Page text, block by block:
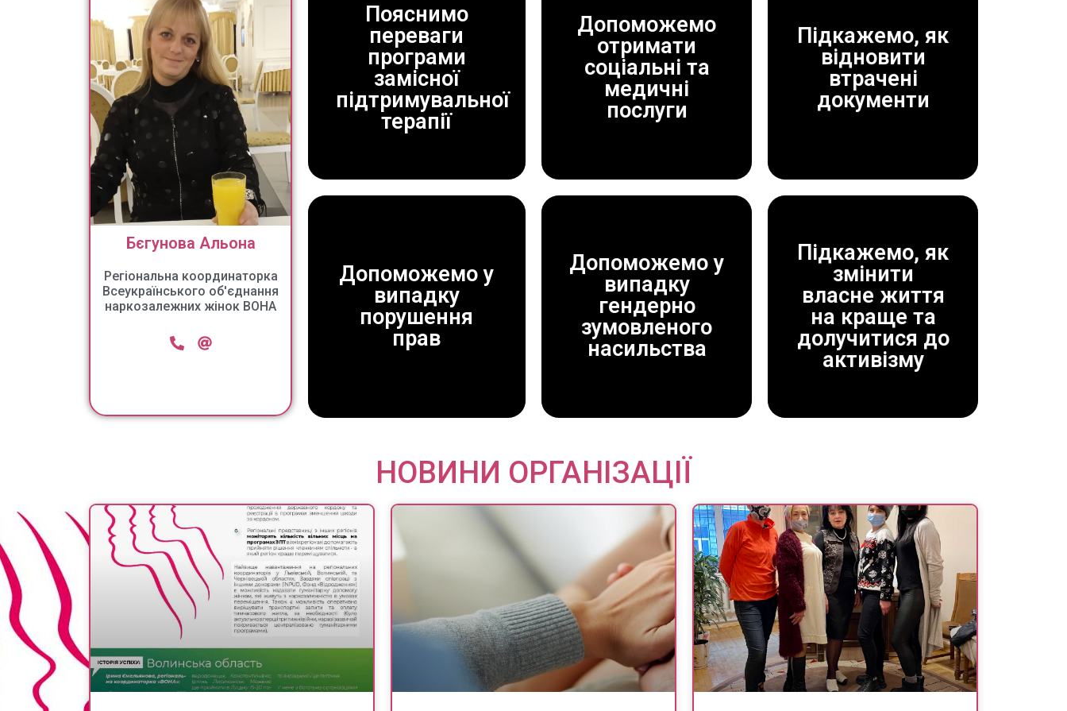
Бєгунова Альона
Регіональна координаторка
Всеукраїнського об'єднання
наркозалежних жінок ВОНА
Пояснимо
переваги
програми
замісної
підтримувальної
терапії
ЗАВЖДИ
ДОПОМОЖЕМО!
Допоможемо у
випадку
порушення
прав
ЗАВЖДИ
ДОПОМОЖЕМО!
Допоможемо
отримати
соціальні та
медичні
послуги
ЗАВЖДИ
ДОПОМОЖЕМО!
Допоможемо у
випадку
гендерно
зумовленого
насильства
ЗАВЖДИ
ДОПОМОЖЕМО!
Підкажемо, як
відновити
втрачені
документи
ЗАВЖДИ
ДОПОМОЖЕМО!
Підкажемо, як
змінити
власне життя
на краще та
долучитися до
активізму
ЗАВЖДИ
ДОПОМОЖЕМО!
НОВИНИ ОРГАНІЗАЦІЇ